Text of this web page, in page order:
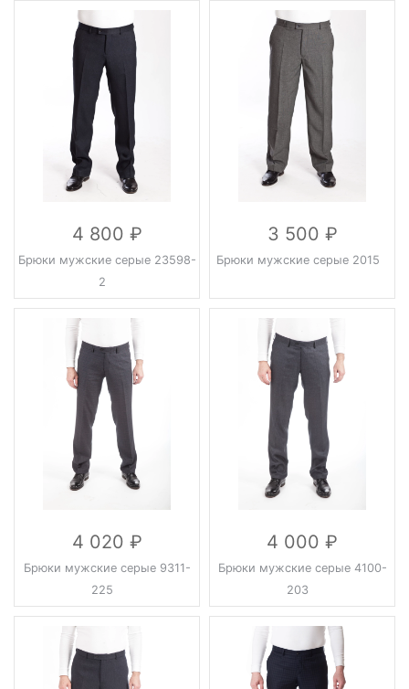
4 800
Брюки мужские серые 23598-
2
3 500
Брюки мужские серые 2015
4 020
Брюки мужские серые 9311-
225
4 000
Брюки мужские серые 4100-
203